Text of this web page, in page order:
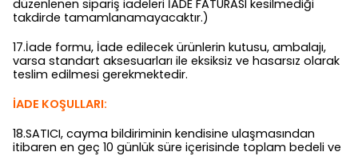
düzenlenen sipariş iadeleri İADE FATURASI kesilmediği
takdirde tamamlanamayacaktır.)
17.İade formu, İade edilecek ürünlerin kutusu, ambalajı,
varsa standart aksesuarları ile eksiksiz ve hasarsız olarak
teslim edilmesi gerekmektedir.
İADE KOŞULLARI:
18.SATICI, cayma bildiriminin kendisine ulaşmasından
itibaren en geç 10 günlük süre içerisinde toplam bedeli ve